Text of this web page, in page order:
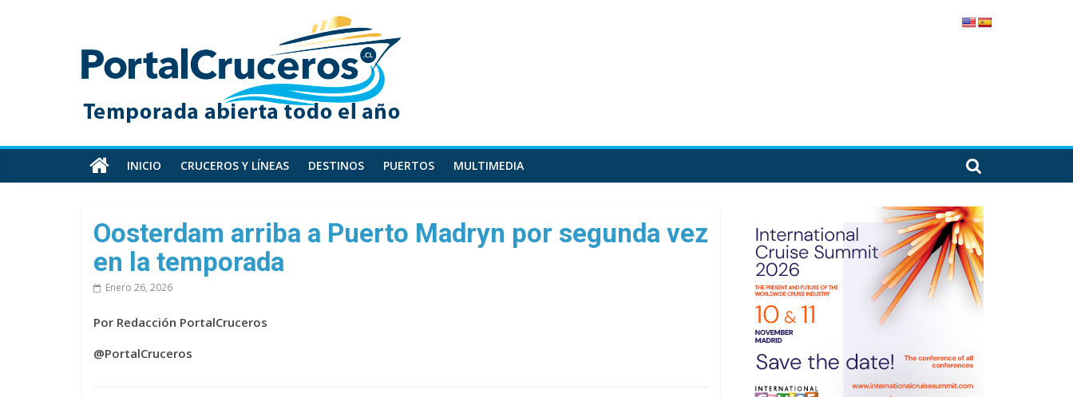
PortalCruceros
Toda
información
cruceros
en
un
sitio
INICIO CRUCEROS Y LÍNEAS DESTINOS PUERTOS MULTIMEDIA
Oosterdam arriba a Puerto Madryn por segunda vez
en la temporada
Enero 26, 2026
Por Redacción PortalCruceros
@PortalCruceros